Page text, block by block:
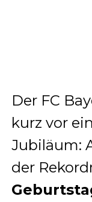
Der FC
kurz vor
Jubiläum:
der